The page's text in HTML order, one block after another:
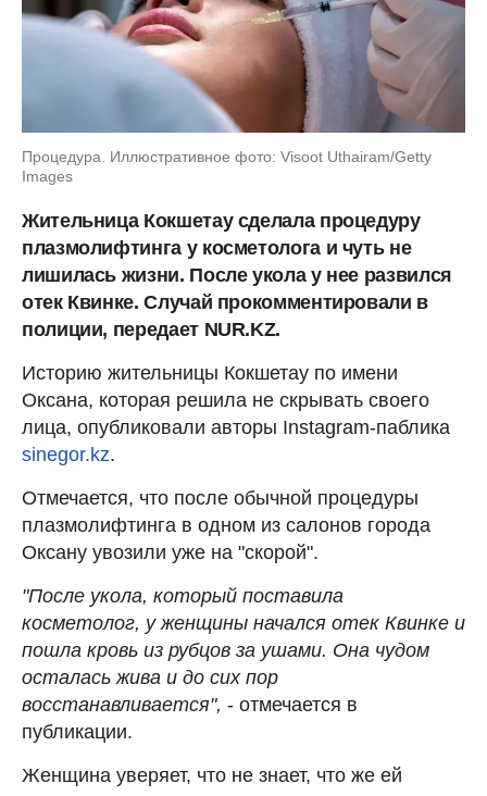
Процедура. Иллюстративное фото: Visoot Uthairam/Getty
Images
Жительница Кокшетау сделала процедуру
плазмолифтинга у косметолога и чуть не
лишилась жизни. После укола у нее развился
отек Квинке. Случай прокомментировали в
полиции, передает NUR.KZ.
Историю жительницы Кокшетау по имени
Оксана, которая решила не скрывать своего
лица, опубликовали авторы Instagram-паблика
sinegor.kz.
Отмечается, что после обычной процедуры
плазмолифтинга в одном из салонов города
Оксану увозили уже на "скорой".
"После укола, который поставила
косметолог, у женщины начался отек Квинке и
пошла кровь из рубцов за ушами. Она чудом
осталась жива и до сих пор
восстанавливается", - отмечается в
публикации.
Женщина уверяет, что не знает, что же ей